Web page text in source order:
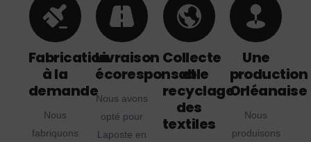
Fabrication
à la
demande
Nous
fabriquons
Livraison
écoresponsable
Nous avons
opté pour
Laposte en
Collecte
et
recyclage
des
textiles
Une
production
Orléanaise
Nous
produisons